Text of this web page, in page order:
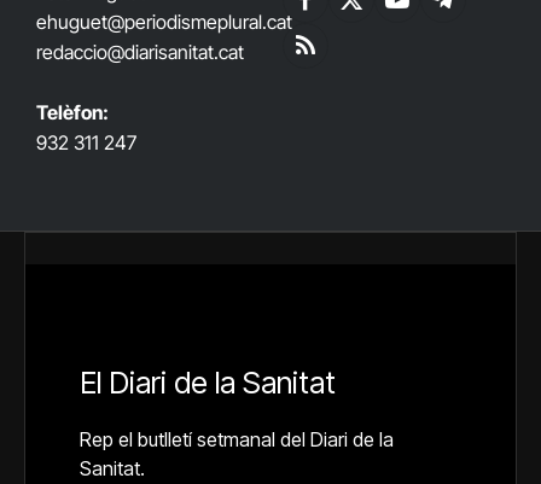
ehuguet@periodismeplural.cat
redaccio@diarisanitat.cat
Telèfon:
932 311 247
Facebook
X
YouTubeTelegram
RSS